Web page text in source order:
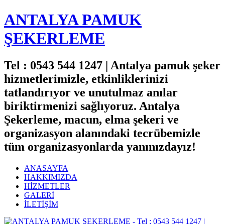
ANTALYA PAMUK
ŞEKERLEME
Tel : 0543 544 1247 | Antalya pamuk şeker
hizmetlerimizle, etkinliklerinizi
tatlandırıyor ve unutulmaz anılar
biriktirmenizi sağlıyoruz. Antalya
Şekerleme, macun, elma şekeri ve
organizasyon alanındaki tecrübemizle
tüm organizasyonlarda yanınızdayız!
ANASAYFA
HAKKIMIZDA
HİZMETLER
GALERİ
İLETİŞİM